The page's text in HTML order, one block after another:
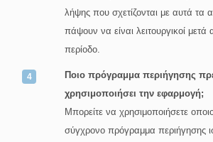
λήψης που σχετίζονται με αυτά τα
πάψουν να είναι λειτουργικοί
περίοδο.
Ποιο πρόγραμμα περιήγησης
χρησιμοποιήσει την εφαρμογή;
Μπορείτε να χρησιμοποιήσετε
σύγχρονο πρόγραμμα περιήγησης